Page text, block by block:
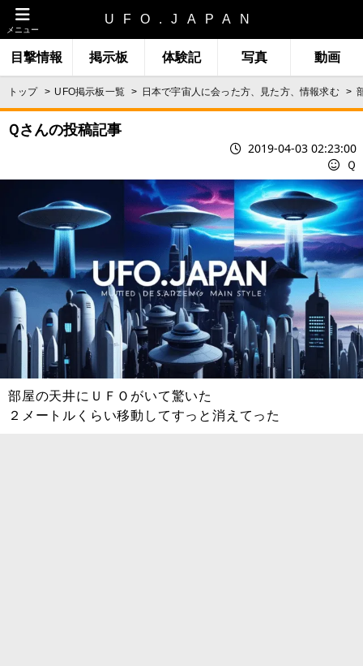
メニュー
UFO.JAPAN
目撃情報 掲示板 体験記 写真 動画
トップ UFO掲示板一覧 日本で宇宙人に会った方、見た方、情報求む
Ｑさんの投稿記事
2019-04-03 02:23:00
Ｑ
部屋の天井にＵＦＯがいて驚いた
２メートルくらい移動してすっと消えてった